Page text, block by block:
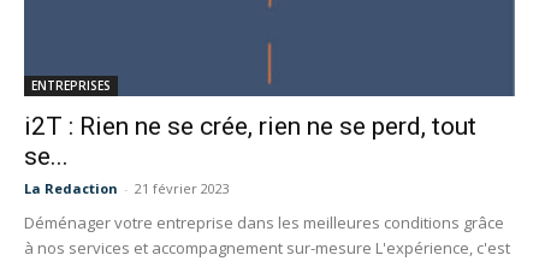
ENTREPRISES
i2T : Rien ne se crée, rien ne se perd, tout
se...
La Redaction - 21 février 2023
Déménager votre entreprise dans les meilleures conditions grâce
à nos services et accompagnement sur-mesure L'expérience, c'est